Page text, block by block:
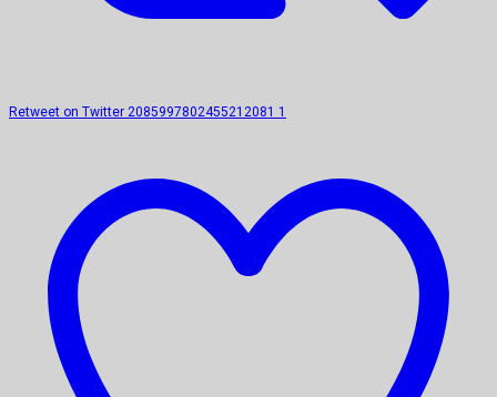
Retweet on Twitter 2085997802455212081 1